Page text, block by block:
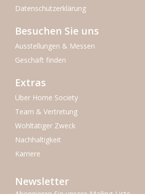
Datenschutzerklärung
Besuchen Sie uns
Ausstellungen & Messen
Geschäft finden
Extras
Über Home Society
Team & Vertretung
Wohltätiger Zweck
Nachhaltigkeit
Karriere
Newsletter